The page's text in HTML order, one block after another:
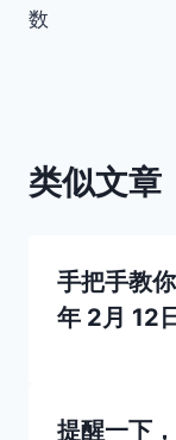
数
类似文章
手把手教
年 2月 12日
提醒一下